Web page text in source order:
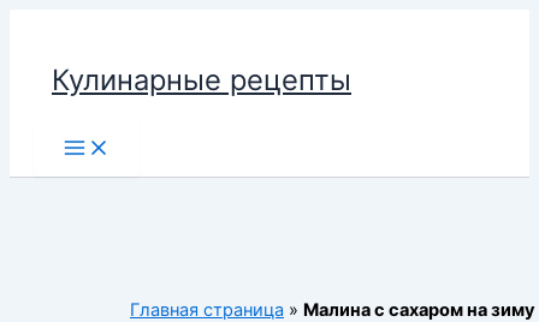
содержимому
Кулинарные рецепты
Main
Menu
Главная страница » Малина с сахаром на